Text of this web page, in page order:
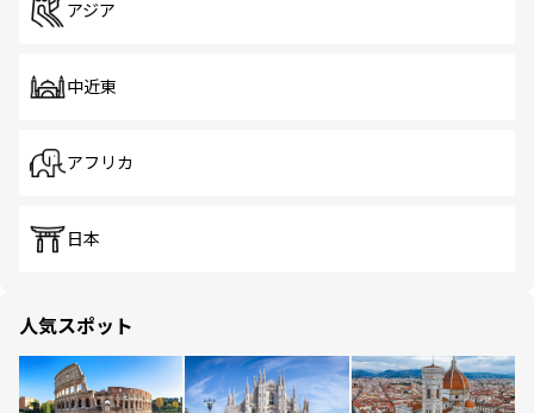
アジア
中近東
アフリカ
日本
人気スポット